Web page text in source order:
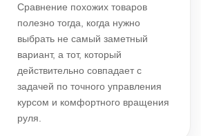
Сравнение похожих товаров
полезно тогда, когда нужно
выбрать не самый заметный
вариант, а тот, который
действительно совпадает с
задачей по точного управления
курсом и комфортного вращения
руля.